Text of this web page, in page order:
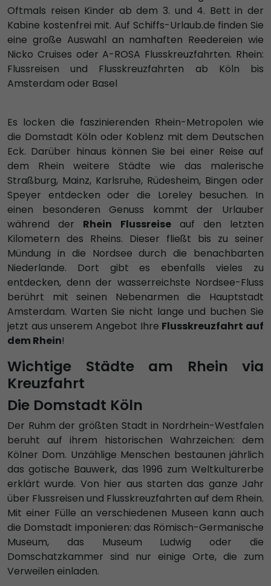
Oftmals reisen Kinder ab dem 3. und 4. Bett in der
Kabine kostenfrei mit. Auf Schiffs-Urlaub.de finden Sie
eine große Auswahl an namhaften Reedereien wie
Nicko Cruises oder A-ROSA Flusskreuzfahrten. Rhein:
Flussreisen und Flusskreuzfahrten ab Köln bis
Amsterdam oder Basel
Es locken die faszinierenden Rhein-Metropolen wie
die Domstadt Köln oder Koblenz mit dem Deutschen
Eck. Darüber hinaus können Sie bei einer Reise auf
dem Rhein weitere Städte wie das malerische
Straßburg, Mainz, Karlsruhe, Rüdesheim, Bingen oder
Speyer entdecken oder die Loreley besuchen. In
einen besonderen Genuss kommt der Urlauber
während der Rhein Flussreiseauf den letzten
Kilometern des Rheins. Dieser fließt bis zu seiner
Mündung in die Nordsee durch die benachbarten
Niederlande. Dort gibt es ebenfalls vieles zu
entdecken, denn der wasserreichste Nordsee-Fluss
berührt mit seinen Nebenarmen die Hauptstadt
Amsterdam. Warten Sie nicht lange und buchen Sie
jetzt aus unserem Angebot Ihre Flusskreuzfahrt auf
dem Rhein!
Wichtige Städte am Rhein via
Kreuzfahrt
Die Domstadt Köln
Der Ruhm der größten Stadt in Nordrhein-Westfalen
beruht auf ihrem historischen Wahrzeichen: dem
Kölner Dom. Unzählige Menschen bestaunen jährlich
das gotische Bauwerk, das 1996 zum Weltkulturerbe
erklärt wurde. Von hier aus starten das ganze Jahr
über Flussreisen und Flusskreuzfahrten auf dem Rhein.
Mit einer Fülle an verschiedenen Museen kann auch
die Domstadt imponieren: das Römisch-Germanische
Museum, das Museum Ludwig oder die
Domschatzkammer sind nur einige Orte, die zum
Verweilen einladen.